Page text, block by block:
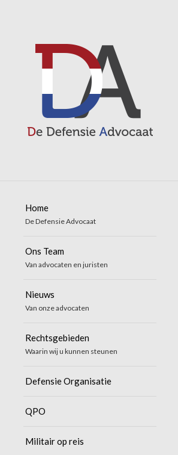
Home
De Defensie Advocaat
Ons Team
Van advocaten en juristen
Nieuws
Van onze advocaten
Rechtsgebieden
Waarin wij u kunnen steunen
Defensie Organisatie
QPO
Militair op reis